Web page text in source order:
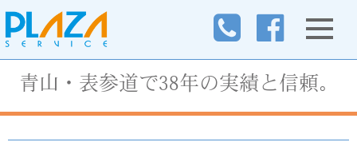
青山・表参道で38年の実績と信頼。